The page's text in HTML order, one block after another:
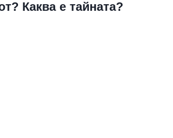
Каква е тайната?